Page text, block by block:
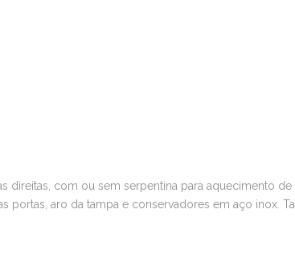
direitas, com ou sem serpentina para aquecimento
portas, aro da tampa e conservadores em aço inox.